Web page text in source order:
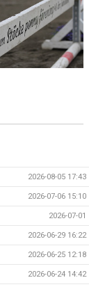
2026-08-05 17:43
2026-07-06 15:10
2026-07-01
2026-06-29 16:22
2026-06-25 12:18
2026-06-24 14:42